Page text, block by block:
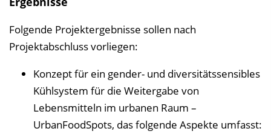
Folgende Projektergebnisse sollen nach
Projektabschluss vorliegen:
Konzept für ein gender- und diversitätssensibles
Kühlsystem für die Weitergabe von
Lebensmitteln im urbanen Raum –
UrbanFoodSpots, das folgende Aspekte umfasst: